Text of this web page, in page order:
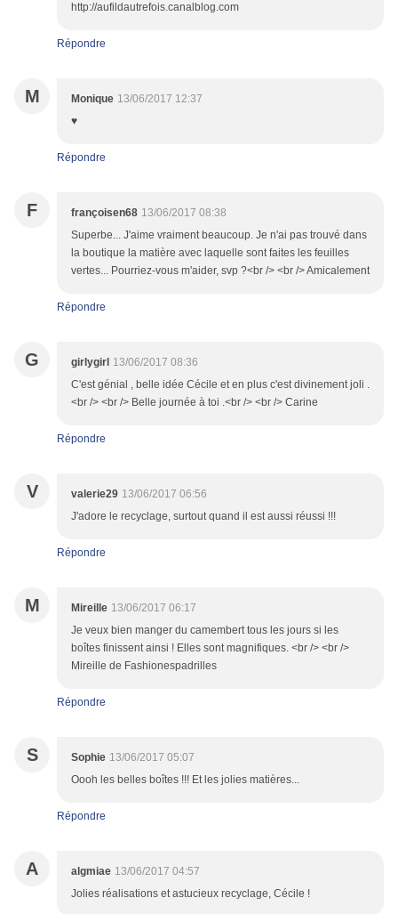
http://aufildautrefois.canalblog.com
Répondre
M Monique 13/06/2017 12:37
♥
Répondre
F françoisen68 13/06/2017 08:38
Superbe... J'aime vraiment beaucoup. Je n'ai pas trouvé dans
la boutique la matière avec laquelle sont faites les feuilles
vertes... Pourriez-vous m'aider, svp ?<br /> <br /> Amicalement
Répondre
G girlygirl 13/06/2017 08:36
C'est génial , belle idée Cécile et en plus c'est divinement joli .
<br /> <br /> Belle journée à toi .<br /> <br /> Carine
Répondre
V valerie29 13/06/2017 06:56
J'adore le recyclage, surtout quand il est aussi réussi !!!
Répondre
M Mireille 13/06/2017 06:17
Je veux bien manger du camembert tous les jours si les
boîtes finissent ainsi ! Elles sont magnifiques. <br /> <br />
Mireille de Fashionespadrilles
Répondre
S Sophie 13/06/2017 05:07
Oooh les belles boîtes !!! Et les jolies matières...
Répondre
A algmiae 13/06/2017 04:57
Jolies réalisations et astucieux recyclage, Cécile !